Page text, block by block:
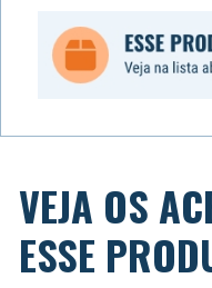
VEJA OS
ESSE